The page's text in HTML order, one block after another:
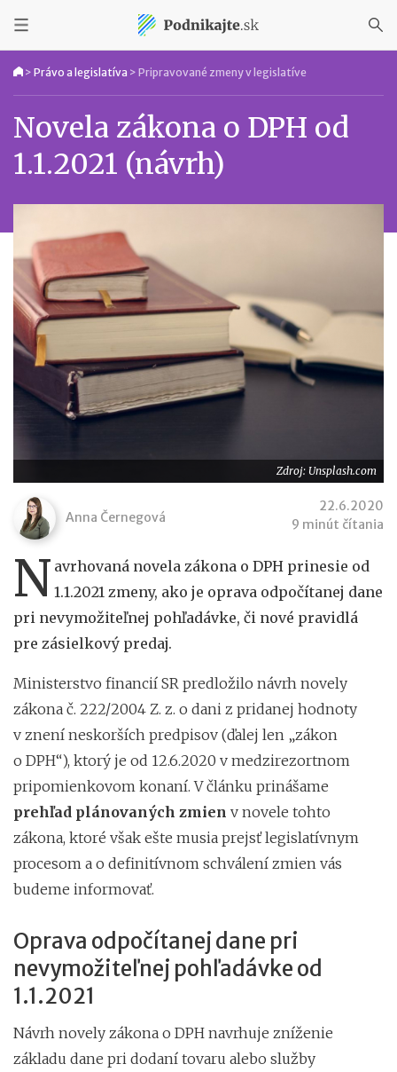
> Právo a legislatíva > Pripravované zmeny v legislatíve
Novela zákona o DPH od
1.1.2021 (návrh)
Zdroj: Unsplash.com
Anna Černegová
22.6.2020
9 minút čítania
N avrhovaná novela zákona o DPH prinesie od
1.1.2021 zmeny, ako je oprava odpočítanej dane
pri nevymožiteľnej pohľadávke, či nové pravidlá
pre zásielkový predaj.
Ministerstvo financií SR predložilo návrh novely
zákona č. 222/2004 Z. z. o dani z pridanej hodnoty
v znení neskorších predpisov (ďalej len „zákon
o DPH“), ktorý je od 12.6.2020 v medzirezortnom
pripomienkovom konaní. V článku prinášame
prehľad plánovaných zmien v novele tohto
zákona, ktoré však ešte musia prejsť legislatívnym
procesom a o definitívnom schválení zmien vás
budeme informovať.
Oprava odpočítanej dane pri
nevymožiteľnej pohľadávke od
1.1.2021
Návrh novely zákona o DPH navrhuje zníženie
základu dane pri dodaní tovaru alebo služby